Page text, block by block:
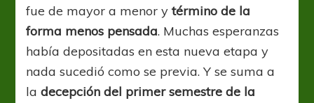
fue de mayor a menor ytérmino de la
forma menos pensada. Muchas esperanzas
había depositadas en esta nueva etapa y
nada sucedió como se previa. Y se suma a
ladecepción del primer semestre de la